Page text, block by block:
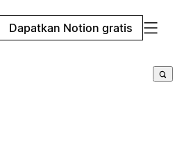
Dapatkan Notion gratis